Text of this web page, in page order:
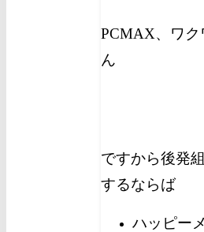
PCMAX、ワク
ん
ですから後発
するならば
ハッピー